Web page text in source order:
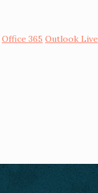
Office 365 Outlook Live